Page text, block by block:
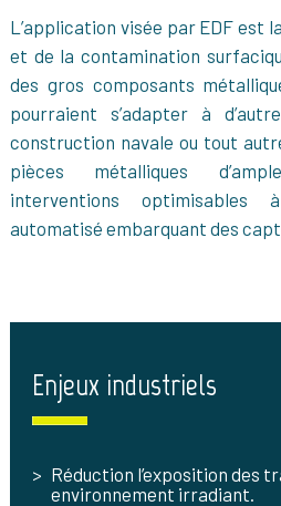
L’application visée par EDF est
et de la contamination
des gros composants
pourraient s’adapter à
construction navale ou tout
pièces métalliques
interventions optimisables
automatisé embarquant des
Enjeux industriels
Réduction l’exposition des
environnement irradiant.